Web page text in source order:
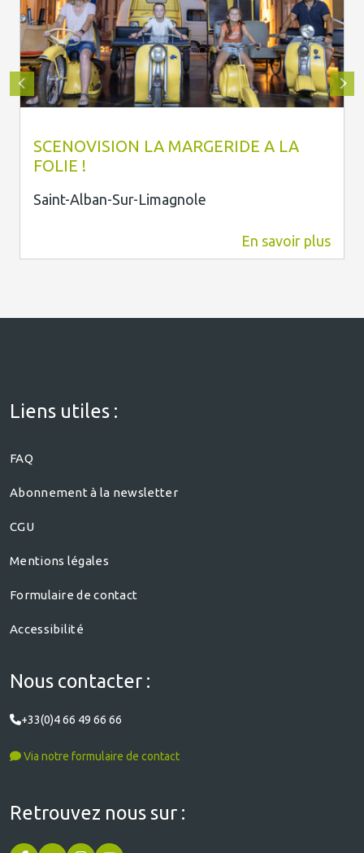
SCENOVISION LA MARGERIDE A LA
FOLIE !
Saint-Alban-Sur-Limagnole
En savoir plus
Liens utiles :
FAQ
Abonnement à la newsletter
CGU
Mentions légales
Formulaire de contact
Accessibilité
Nous contacter :
+33(0)4 66 49 66 66
Via notre formulaire de contact
Retrouvez nous sur :